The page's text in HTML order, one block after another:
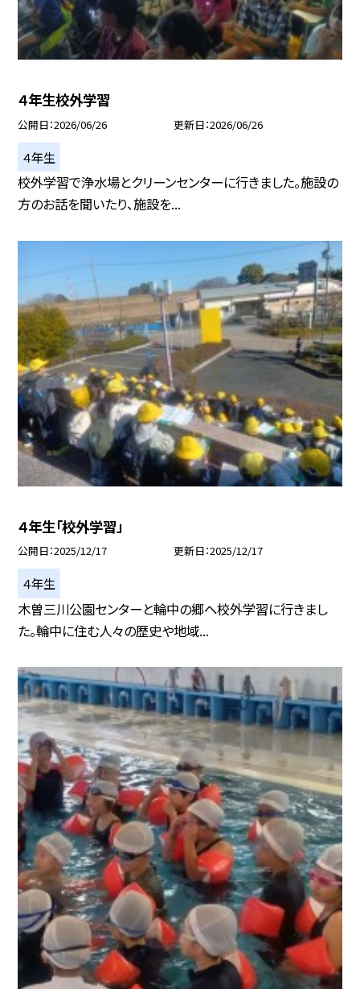
４年生校外学習
公開日 2026/06/26 更新日 2026/06/26
４年生
校外学習で浄水場とクリーンセンターに行きました。施設の
方のお話を聞いたり、施設を...
４年生「校外学習」
公開日 2025/12/17 更新日 2025/12/17
４年生
木曽三川公園センターと輪中の郷へ校外学習に行きまし
た。輪中に住む人々の歴史や地域...